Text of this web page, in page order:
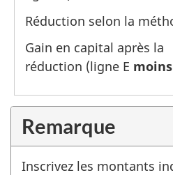
Réduction selon la
Gain en capital après la
réduction (ligne E moins
Remarque
Inscrivez les montants